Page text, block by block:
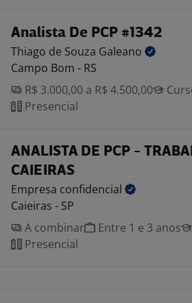
Analista De PCP #1342
Thiago de Souza Galeano
Campo Bom - RS
R$ 3.000,00 a R$ 4.500,00
Presencial
ANALISTA DE PCP -
CAIEIRAS
Empresa confidencial
Caieiras - SP
A combinar
Entre 1 e 3 anos
Presencial